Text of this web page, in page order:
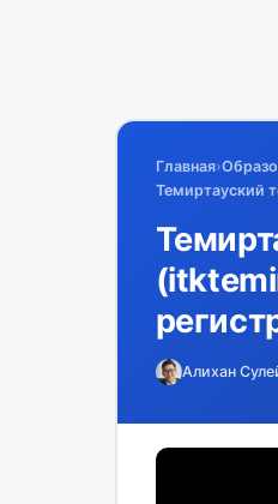
Главная›
Темиртауский
Алихан